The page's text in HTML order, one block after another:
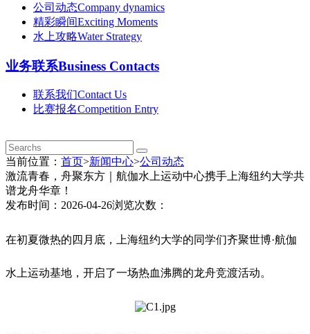
公司动态Company dynamics
精彩瞬间Exciting Moments
水上攻略Water Strategy
业务联系Business Contacts
联系我们Contact Us
比赛报名Competition Entry
当前位置： 首页>新闻中心>公司动态
激流青春，舟聚东方｜航伽水上运动中心携手上海纽约大学共
谱龙舟华章！
发布时间：2026-04-26浏览次数：
在初夏微热的四月底，上海纽约大学的同学们齐聚世博·航伽
水上运动基地，开启了一场热血沸腾的龙舟竞渡活动。